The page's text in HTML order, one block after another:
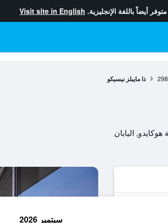
متوفر أيضاً باللغة الإنجليزية. Visit site in English
298 ذا مايبلز نيسيكو
سبتمبر 2026